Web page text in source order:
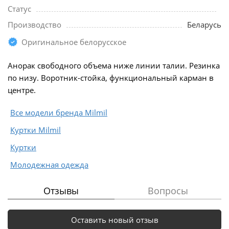
Статус
Производство
Беларусь
Оригинальное белорусское
Анорак свободного объема ниже линии талии. Резинка
по низу. Воротник-стойка, функциональный карман в
центре.
Все модели бренда Milmil
Куртки Milmil
Куртки
Молодежная одежда
Отзывы Вопросы
Оставить новый отзыв